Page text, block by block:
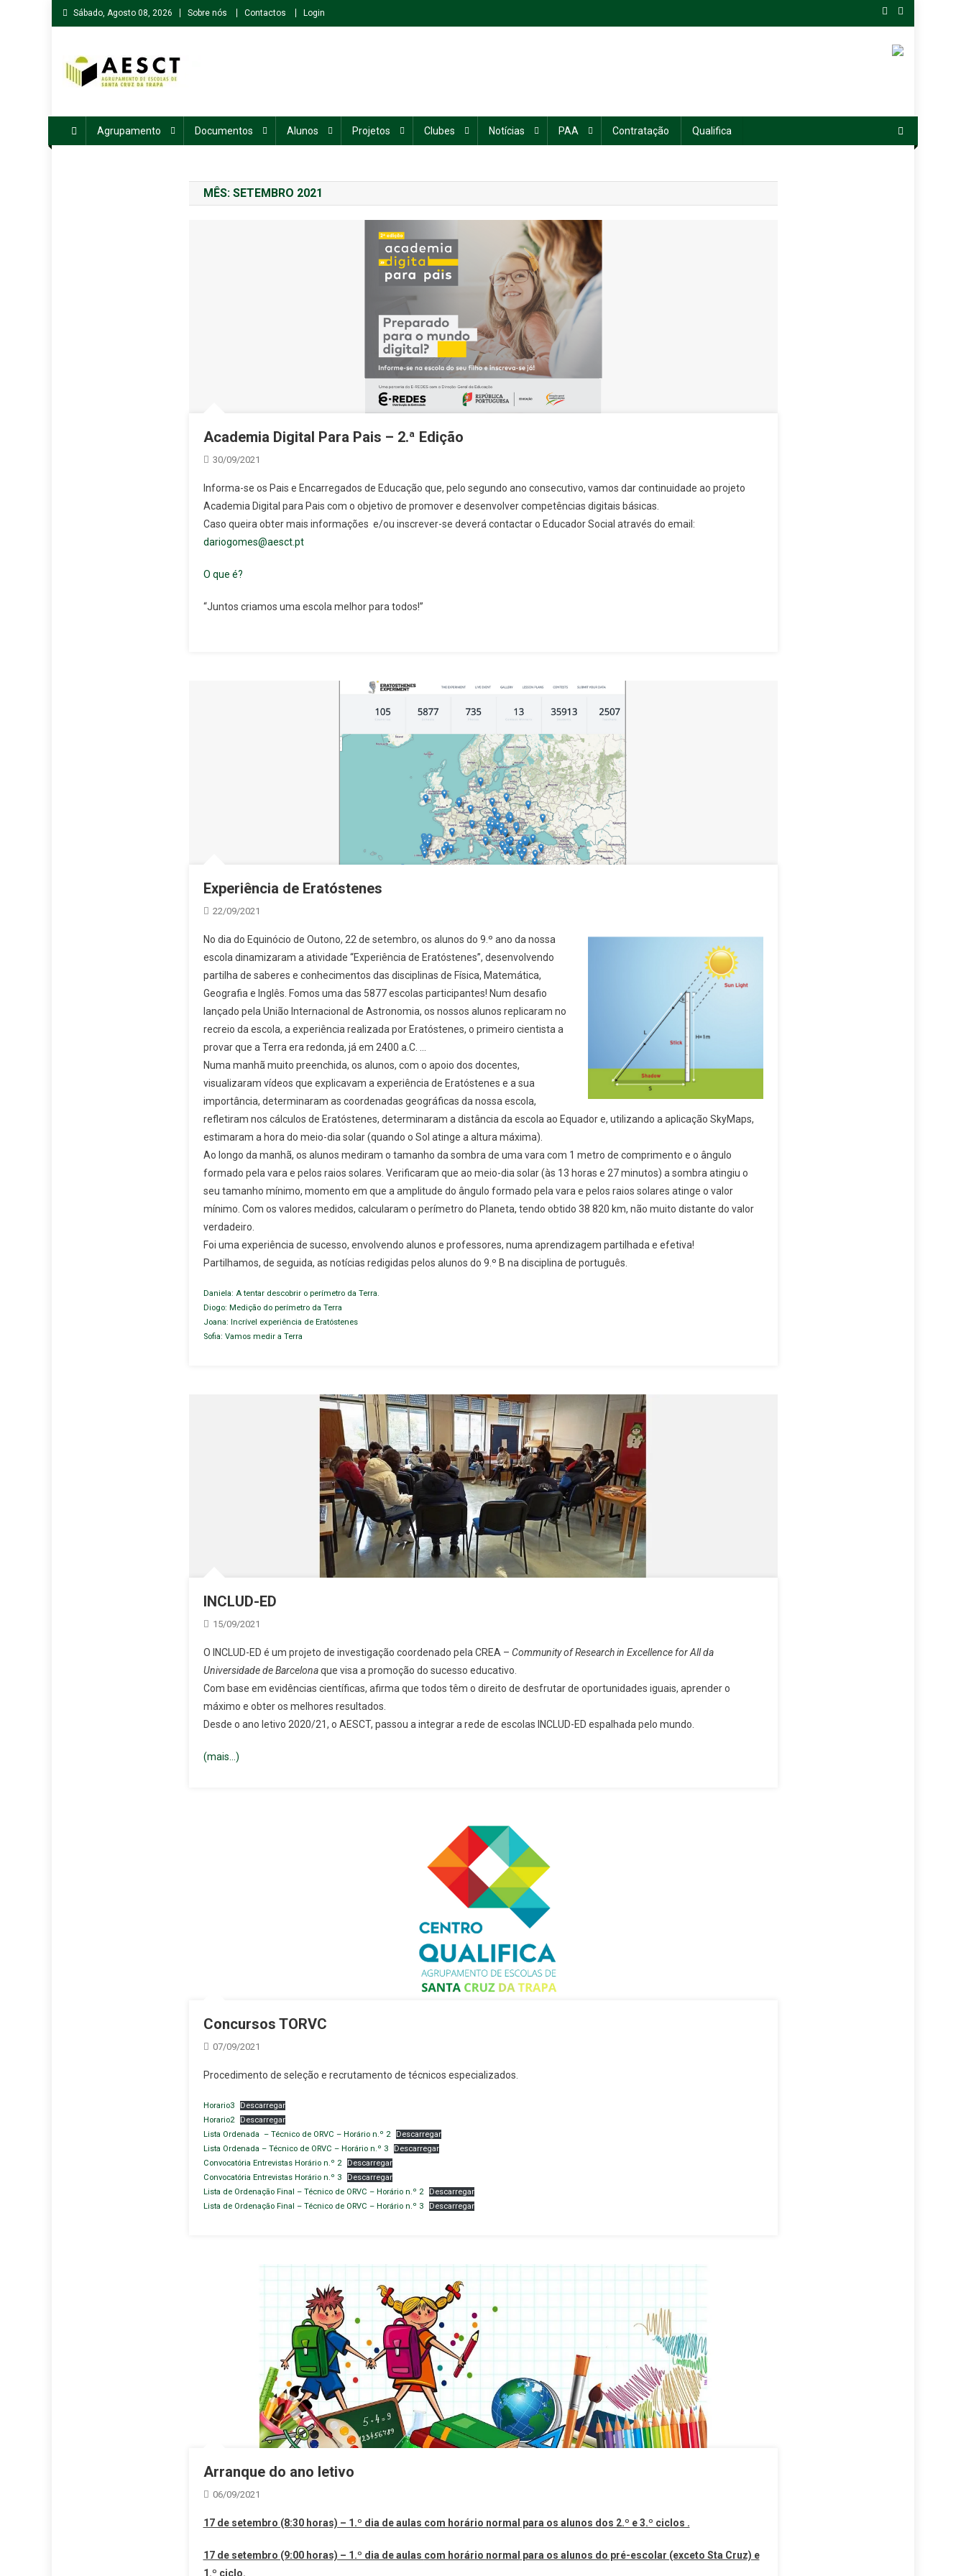
Skip
to
Sábado, Agosto 08, 2026 Sobre nós Contactos Login
Agrupamento Documentos Alunos Projetos Clubes Notícias PAA Contratação Qualifica
MÊS: SETEMBRO 2021
Academia Digital Para Pais – 2.ª Edição
30/09/2021
Informa-se os Pais e Encarregados de Educação que, pelo segundo ano consecutivo, vamos dar continuidade ao projeto
Academia Digital para Pais com o objetivo de promover e desenvolver competências digitais básicas.
Caso queira obter mais informações e/ou inscrever-se deverá contactar o Educador Social através do email:
dariogomes@aesct.pt
O que é?
“Juntos criamos uma escola melhor para todos!”
Experiência de Eratóstenes
22/09/2021
No dia do Equinócio de Outono, 22 de setembro, os alunos do 9.º ano da nossa
escola dinamizaram a atividade “Experiência de Eratóstenes”, desenvolvendo
partilha de saberes e conhecimentos das disciplinas de Física, Matemática,
Geografia e Inglês. Fomos uma das 5877 escolas participantes! Num desafio
lançado pela União Internacional de Astronomia, os nossos alunos replicaram no
recreio da escola, a experiência realizada por Eratóstenes, o primeiro cientista a
provar que a Terra era redonda, já em 2400 a.C. …
Numa manhã muito preenchida, os alunos, com o apoio dos docentes,
visualizaram vídeos que explicavam a experiência de Eratóstenes e a sua
importância, determinaram as coordenadas geográficas da nossa escola,
refletiram nos cálculos de Eratóstenes, determinaram a distância da escola ao Equador e, utilizando a aplicação SkyMaps,
estimaram a hora do meio-dia solar (quando o Sol atinge a altura máxima).
Ao longo da manhã, os alunos mediram o tamanho da sombra de uma vara com 1 metro de comprimento e o ângulo
formado pela vara e pelos raios solares. Verificaram que ao meio-dia solar (às 13 horas e 27 minutos) a sombra atingiu o
seu tamanho mínimo, momento em que a amplitude do ângulo formado pela vara e pelos raios solares atinge o valor
mínimo. Com os valores medidos, calcularam o perímetro do Planeta, tendo obtido 38 820 km, não muito distante do valor
verdadeiro.
Foi uma experiência de sucesso, envolvendo alunos e professores, numa aprendizagem partilhada e efetiva!
Partilhamos, de seguida, as notícias redigidas pelos alunos do 9.º B na disciplina de português.
Daniela: A tentar descobrir o perímetro da Terra.
Diogo: Medição do perímetro da Terra
Joana: Incrível experiência de Eratóstenes
Sofia: Vamos medir a Terra
INCLUD-ED
15/09/2021
O INCLUD-ED é um projeto de investigação coordenado pela CREA – Community of Research in Excellence for All da
Universidade de Barcelonaque visa a promoção do sucesso educativo.
Com base em evidências científicas, afirma que todos têm o direito de desfrutar de oportunidades iguais, aprender o
máximo e obter os melhores resultados.
Desde o ano letivo 2020/21, o AESCT, passou a integrar a rede de escolas INCLUD-ED espalhada pelo mundo.
(mais…)
Concursos TORVC
07/09/2021
Procedimento de seleção e recrutamento de técnicos especializados.
Horario3
Descarregar
Horario2
Descarregar
Lista Ordenada – Técnico de ORVC – Horário n.º 2
Descarregar
Lista Ordenada – Técnico de ORVC – Horário n.º 3
Descarregar
Convocatória Entrevistas Horário n.º 2
Descarregar
Convocatória Entrevistas Horário n.º 3
Descarregar
Lista de Ordenação Final – Técnico de ORVC – Horário n.º 2
Descarregar
Lista de Ordenação Final – Técnico de ORVC – Horário n.º 3
Descarregar
Arranque do ano letivo
06/09/2021
17 de setembro (8:30 horas) – 1.º dia de aulas com horário normal para os alunos dos 2.º e 3.º ciclos .
17 de setembro (9:00 horas) – 1.º dia de aulas com horário normal para os alunos do pré-escolar (exceto Sta Cruz) e
1.º ciclo.